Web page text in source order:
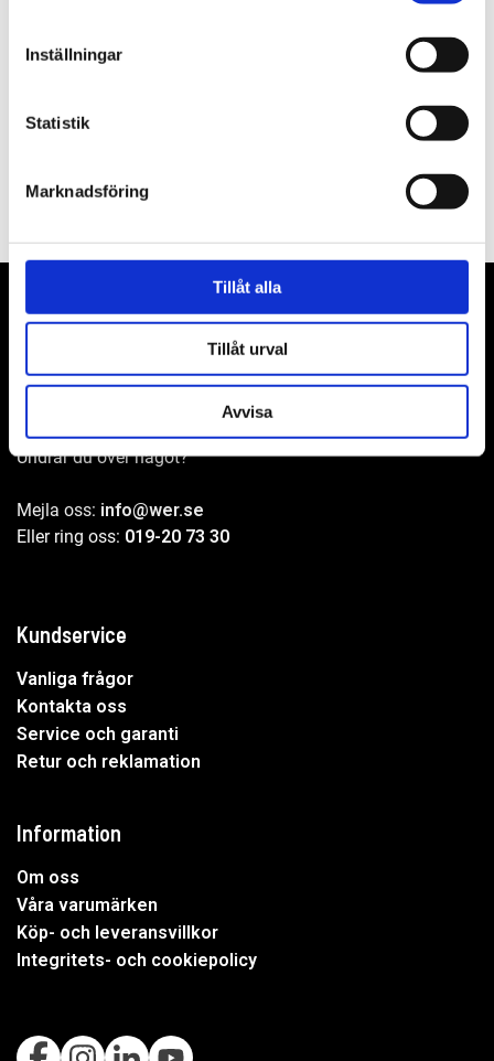
Inställningar
Statistik
Marknadsföring
Tillåt alla
Tillåt urval
Avvisa
Om varumärket
Filer
WER-agenturer AB
Adress: Elementvägen 7, 702 27 Örebro
Undrar du över något?
Mejla oss: info@wer.se
Eller ring oss: 019-20 73 30
Kundservice
Vanliga frågor
Kontakta oss
Service och garanti
Retur och reklamation
Information
Om oss
Våra varumärken
Köp- och leveransvillkor
Integritets- och cookiepolicy